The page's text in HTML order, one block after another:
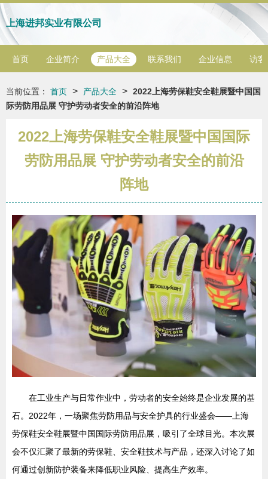
上海进邦实业有限公司
首页 企业简介 产品大全 联系我们 企业信息 访客
当前位置： 首页 > 产品大全 > 2022上海劳保鞋安全鞋展暨中国国
际劳防用品展 守护劳动者安全的前沿阵地
2022上海劳保鞋安全鞋展暨中国国际
劳防用品展 守护劳动者安全的前沿
阵地
在工业生产与日常作业中，劳动者的安全始终是企业发展的基
石。2022年，一场聚焦劳防用品与安全护具的行业盛会——上海
劳保鞋安全鞋展暨中国国际劳防用品展，吸引了全球目光。本次展
会不仅汇聚了最新的劳保鞋、安全鞋技术与产品，还深入讨论了如
何通过创新防护装备来降低职业风险、提高生产效率。